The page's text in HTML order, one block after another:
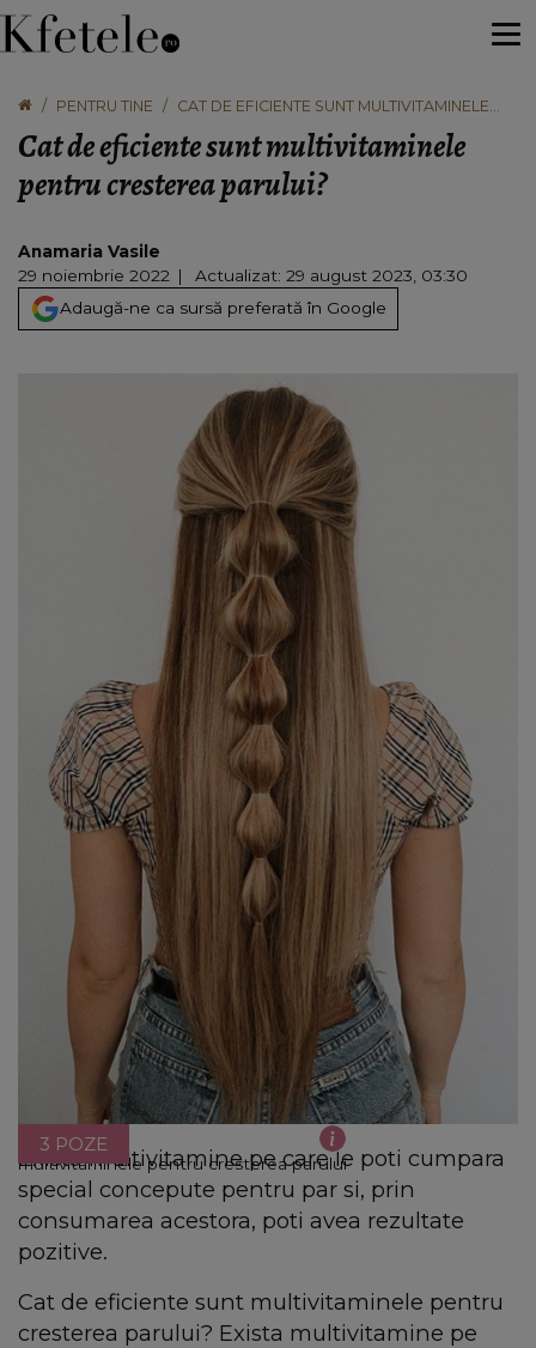
PENTRU TINE
CAT DE EFICIENTE SUNT MULTIVITAMINELE
Cat de eficiente sunt multivitaminele
pentru cresterea parului?
Anamaria Vasile
29 noiembrie 2022
Actualizat: 29 august 2023, 03:30
Adaugă-ne ca sursă preferată în Google
multivitaminele pentru cresterea parului
3 POZE
Exista multivitamine pe care le poti cumpara
special concepute pentru par si, prin
consumarea acestora, poti avea rezultate
pozitive.
Cat de eficiente sunt multivitaminele pentru
cresterea parului? Exista multivitamine pe